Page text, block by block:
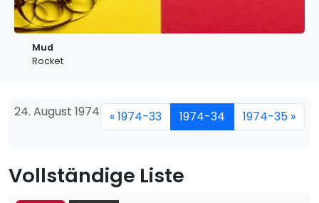
Mud
Rocket
24. August 1974 « 1974-33 1974-34 1974-35 »
Vollständige Liste